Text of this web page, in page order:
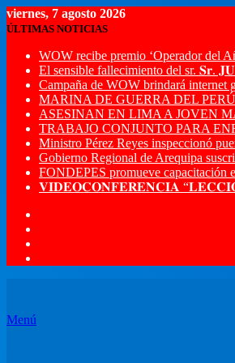
viernes, 7 agosto 2026
ÚLTIMAS NOTICIAS
WOW recibe premio ‘Operador del
El sensible fallecimiento del sr.
Campaña de WOW brindará internet
MARINA DE GUERRA DEL
ASESINAN EN LIMA A JOVEN
TRABAJO CONJUNTO PARA
Ministro Pérez Reyes inspeccionó
Gobierno Regional de Arequipa
FONDEPES promueve capacitación
𝐕𝐈𝐃𝐄𝐎𝐂𝐎𝐍𝐅𝐄𝐑𝐄𝐍𝐂𝐈𝐀
Menú